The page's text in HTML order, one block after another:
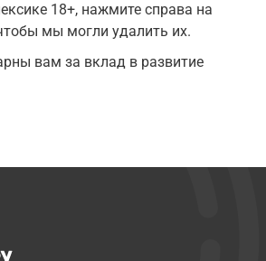
18+, нажмите справа на
мы могли удалить их.
вам за вклад в развитие